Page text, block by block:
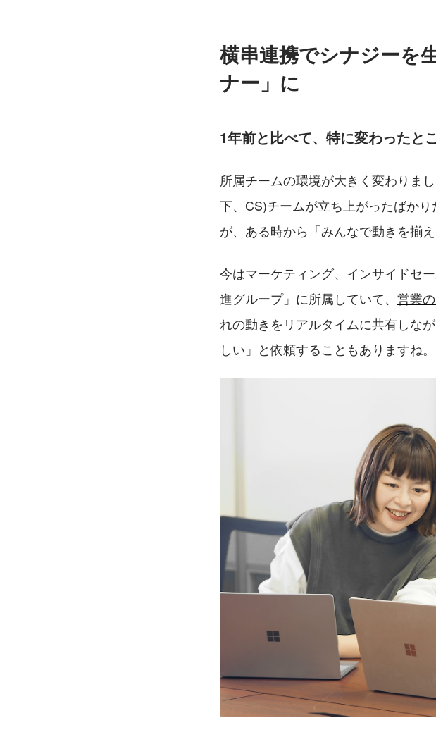
横串連携でシナジーを
ナー」に
1年前と比べて、特に変わったと
所属チームの環境が大きく変わりま
下、CS)チームが立ち上がったばか
が、ある時から「みんなで動きを揃
今はマーケティング、インサイドセ
進グループ」に所属していて、 営業
れの動きをリアルタイムに共有しな
しい」と依頼することもありますね。